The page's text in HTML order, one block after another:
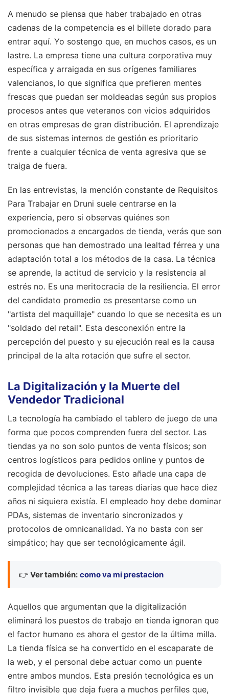
A menudo se piensa que haber trabajado en otras
cadenas de la competencia es el billete dorado para
entrar aquí. Yo sostengo que, en muchos casos, es un
lastre. La empresa tiene una cultura corporativa muy
específica y arraigada en sus orígenes familiares
valencianos, lo que significa que prefieren mentes
frescas que puedan ser moldeadas según sus propios
procesos antes que veteranos con vicios adquiridos
en otras empresas de gran distribución. El aprendizaje
de sus sistemas internos de gestión es prioritario
frente a cualquier técnica de venta agresiva que se
traiga de fuera.
En las entrevistas, la mención constante de Requisitos
Para Trabajar en Druni suele centrarse en la
experiencia, pero si observas quiénes son
promocionados a encargados de tienda, verás que son
personas que han demostrado una lealtad férrea y una
adaptación total a los métodos de la casa. La técnica
se aprende, la actitud de servicio y la resistencia al
estrés no. Es una meritocracia de la resiliencia. El error
del candidato promedio es presentarse como un
"artista del maquillaje" cuando lo que se necesita es un
"soldado del retail". Esta desconexión entre la
percepción del puesto y su ejecución real es la causa
principal de la alta rotación que sufre el sector.
La Digitalización y la Muerte del
Vendedor Tradicional
La tecnología ha cambiado el tablero de juego de una
forma que pocos comprenden fuera del sector. Las
tiendas ya no son solo puntos de venta físicos; son
centros logísticos para pedidos online y puntos de
recogida de devoluciones. Esto añade una capa de
complejidad técnica a las tareas diarias que hace diez
años ni siquiera existía. El empleado hoy debe dominar
PDAs, sistemas de inventario sincronizados y
protocolos de omnicanalidad. Ya no basta con ser
simpático; hay que ser tecnológicamente ágil.
👉 Ver también: como va mi prestacion
Aquellos que argumentan que la digitalización
eliminará los puestos de trabajo en tienda ignoran que
el factor humano es ahora el gestor de la última milla.
La tienda física se ha convertido en el escaparate de
la web, y el personal debe actuar como un puente
entre ambos mundos. Esta presión tecnológica es un
filtro invisible que deja fuera a muchos perfiles que,